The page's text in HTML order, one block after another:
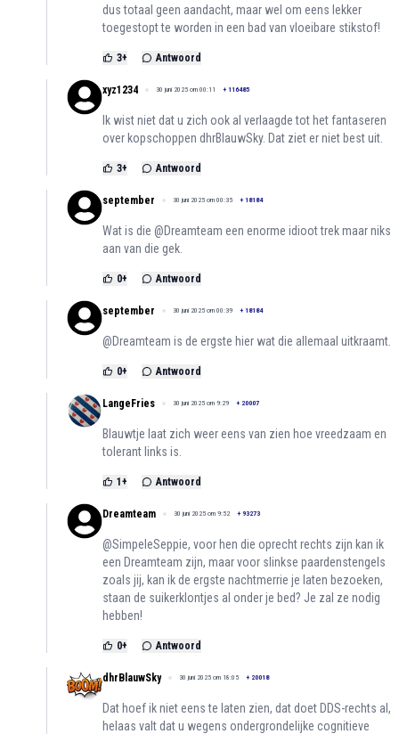
dus totaal geen aandacht, maar wel om eens lekker
toegestopt te worden in een bad van vloeibare stikstof!
3+ Antwoord
xyz1234 30 juni 2025 om 00:11 + 116485
Ik wist niet dat u zich ook al verlaagde tot het fantaseren
over kopschoppen dhrBlauwSky. Dat ziet er niet best uit.
3+ Antwoord
september 30 juni 2025 om 00:35 + 18184
Wat is die @Dreamteam een enorme idioot trek maar niks
aan van die gek.
0+ Antwoord
september 30 juni 2025 om 00:39 + 18184
@Dreamteam is de ergste hier wat die allemaal uitkraamt.
0+ Antwoord
LangeFries 30 juni 2025 om 9:29 + 20007
Blauwtje laat zich weer eens van zien hoe vreedzaam en
tolerant links is.
1+ Antwoord
Dreamteam 30 juni 2025 om 9:52 + 93273
@SimpeleSeppie, voor hen die oprecht rechts zijn kan ik
een Dreamteam zijn, maar voor slinkse paardenstengels
zoals jij, kan ik de ergste nachtmerrie je laten bezoeken,
staan de suikerklontjes al onder je bed? Je zal ze nodig
hebben!
0+ Antwoord
dhrBlauwSky 30 juni 2025 om 18:05 + 20018
Dat hoef ik niet eens te laten zien, dat doet DDS-rechts al,
helaas valt dat u wegens ondergrondelijke cognitieve